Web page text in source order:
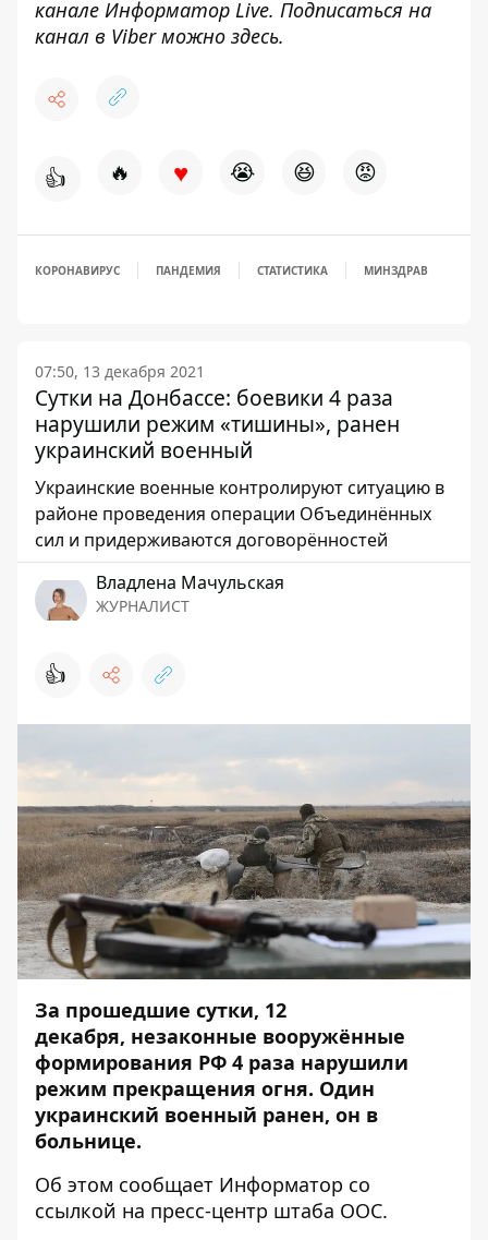
канале Информатор Live. Подписаться на
канал в Viber можно здесь.
👍 🔥 ♥ 😭 😆 😡
КОРОНАВИРУС ПАНДЕМИЯ СТАТИСТИКА МИНЗДРАВ
07:50, 13 декабря 2021
Сутки на Донбассе: боевики 4 раза
нарушили режим «тишины», ранен
украинский военный
Украинские военные контролируют ситуацию в
районе проведения операции Объединённых
сил и придерживаются договорённостей
Владлена Мачульская
ЖУРНАЛИСТ
👍
За прошедшие сутки, 12
декабря, незаконные вооружённые
формирования РФ 4 раза нарушили
режим прекращения огня. Один
украинский военный ранен, он в
больнице.
Об этом сообщает Информатор со
ссылкой на пресс-центр штаба ООС.